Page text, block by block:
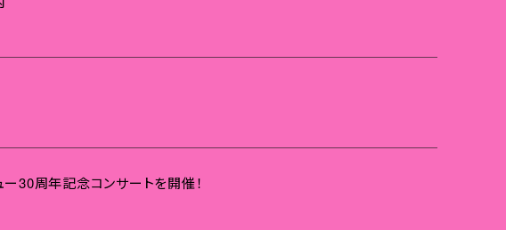
30周年記念コンサートを開催！